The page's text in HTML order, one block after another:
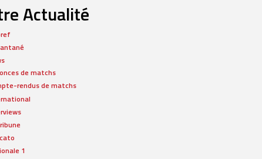
Actualité
de matchs
rendus de matchs
1